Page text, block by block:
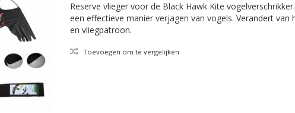
Reserve vlieger voor de Black Hawk Kite
een effectieve manier verjagen van vogels. Verandert van
en vliegpatroon.
Toevoegen om te vergelijken